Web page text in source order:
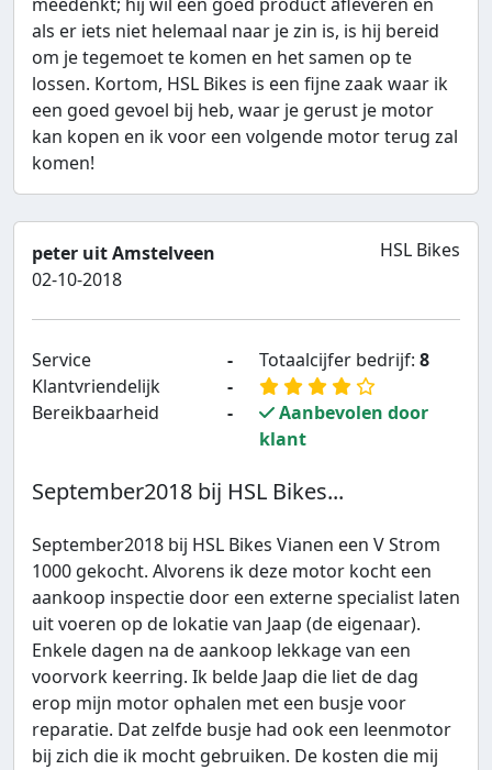
als er iets niet helemaal naar je zin is, is hij bereid
om je tegemoet te komen en het samen op te
lossen. Kortom, HSL Bikes is een fijne zaak waar ik
een goed gevoel bij heb, waar je gerust je motor
kan kopen en ik voor een volgende motor terug zal
komen!
peter uit Amstelveen
02-10-2018
HSL Bikes
Service
-
Klantvriendelijk
-
Bereikbaarheid
-
Totaalcijfer bedrijf: 8
Aanbevolen door
klant
September2018 bij HSL Bikes...
September2018 bij HSL Bikes Vianen een V Strom
1000 gekocht. Alvorens ik deze motor kocht een
aankoop inspectie door een externe specialist laten
uit voeren op de lokatie van Jaap (de eigenaar).
Enkele dagen na de aankoop lekkage van een
voorvork keerring. Ik belde Jaap die liet de dag
erop mijn motor ophalen met een busje voor
reparatie. Dat zelfde busje had ook een leenmotor
bij zich die ik mocht gebruiken. De kosten die mij